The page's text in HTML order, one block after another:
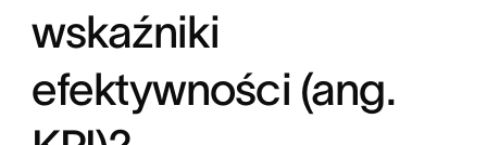
wskaźniki
efektywności (ang.